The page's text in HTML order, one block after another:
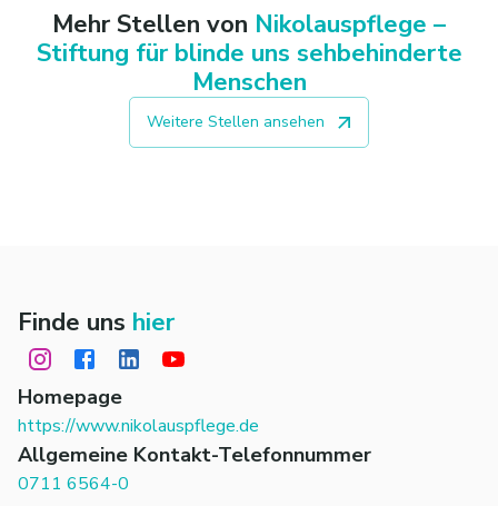
Mehr Stellen von Nikolauspflege –
Stiftung für blinde uns sehbehinderte
Menschen
Weitere Stellen ansehen
Finde uns hier
Homepage
https://www.nikolauspflege.de
Allgemeine Kontakt-Telefonnummer
0711 6564-0